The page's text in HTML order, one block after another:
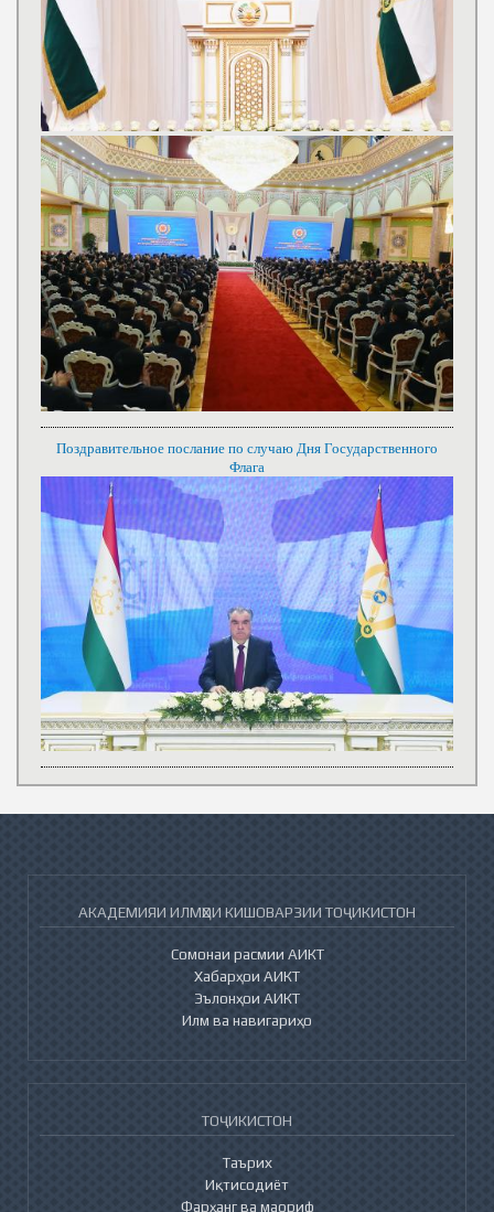
Поздравительное послание по случаю Дня Государственного
Флага
АКАДЕМИЯИ ИЛМҲОИ КИШОВАРЗИИ ТОҶИКИСТОН
Сомонаи расмии АИКТ
Хабарҳои АИКТ
Эълонҳои АИКТ
Илм ва навигариҳо
ТОҶИКИСТОН
Таърих
Иқтисодиёт
Фарҳанг ва маориф